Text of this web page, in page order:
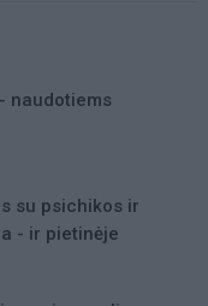
naudotiems
su psichikos ir
- ir pietinėje